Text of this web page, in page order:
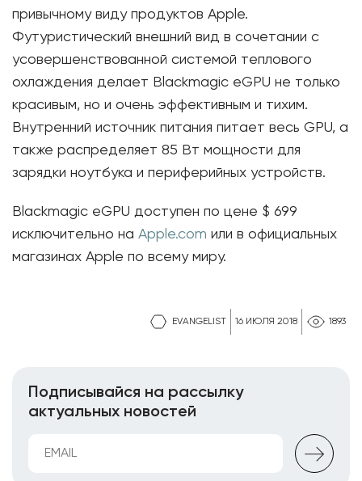
EVANGELIST 16 ИЮЛЯ 2018 1893
привычному виду продуктов Apple.
Футуристический внешний вид в сочетании с
усовершенствованной системой теплового
охлаждения делает Blackmagic eGPU не только
красивым, но и очень эффективным и тихим.
Внутренний источник питания питает весь GPU, а
также распределяет 85 Вт мощности для
зарядки ноутбука и периферийных устройств.
Blackmagic eGPU доступен по цене $ 699
исключительно на Apple.com или в официальных
магазинах Apple по всему миру.
Подписывайся на рассылку
актуальных новостей